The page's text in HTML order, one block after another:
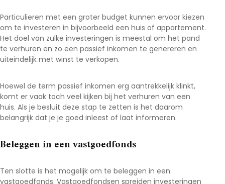
Particulieren met een groter budget kunnen ervoor kiezen
om te investeren in bijvoorbeeld een huis of appartement.
Het doel van zulke investeringen is meestal om het pand
te verhuren en zo een passief inkomen te genereren en
uiteindelijk met winst te verkopen.
Hoewel de term passief inkomen erg aantrekkelijk klinkt,
komt er vaak toch veel kijken bij het verhuren van een
huis. Als je besluit deze stap te zetten is het daarom
belangrijk dat je je goed inleest of laat informeren.
Beleggen in een vastgoedfonds
Ten slotte is het mogelijk om te beleggen in een
vastgoedfonds. Vastgoedfondsen spreiden investeringen